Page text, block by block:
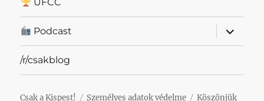
Podcast
almenü
/r/csakblog
Csak a Kispest! Személyes adatok védelme
Köszönjük